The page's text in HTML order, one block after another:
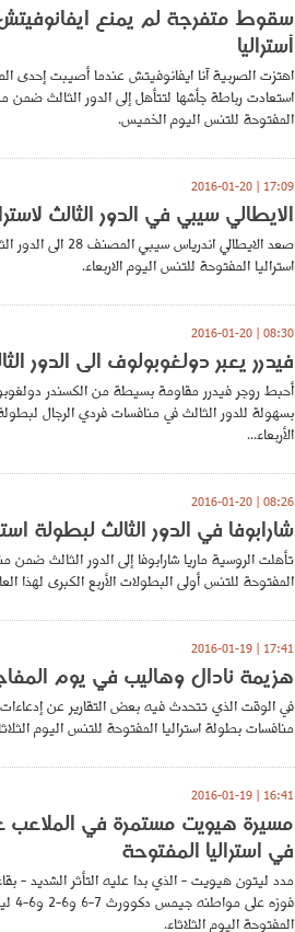
سقوط متفرجة لم يمنع
أستراليا
اهتزت الصربية آنا ايفانوفيتش عندما أصيبت إحدى
استعادت رباطة جأشها لتتأهل إلى الدور الثالث ضمن
المفتوحة للتنس اليوم الخميس.
17:09 | 2016-01-20
الايطالي سيبي في الدور الثالث
صعد الايطالي
استراليا المفتوحة للتنس اليوم الاربعاء.
08:30 | 2016-01-20
فيدرر يعبر دولغوبولوف‭ ‬الى الدور الثالث في أستراليا المفتوحة
بسهولة للدور الثالث في منافسات فردي الرجال
الأربعاء...
08:26 | 2016-01-20
شارابوفا في الدور الثالث لبطولة
تأهلت الروسية ماريا شارابوفا إلى الدور الثالث
المفتوحة للتنس أولى البطولات الأربع الكبرى لهذا
17:41 | 2016-01-19
هزيمة نادال وهاليب في يوم
في الوقت الذي تتحدث فيه بعض التقارير عن
منافسات بطولة استراليا المفتوحة للتنس اليوم
16:41 | 2016-01-19
مسيرة هيويت مستمرة في
في استراليا المفتوحة
مدد ليتون هيويت - الذي بدا عليه التأثر الشديد -
المفتوحة اليوم الثلاثاء.